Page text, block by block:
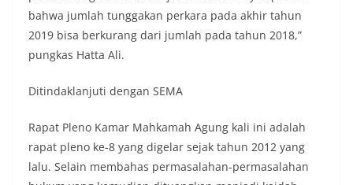
bahwa jumlah tunggakan perkara pada akhir tahun
2019 bisa berkurang dari jumlah pada tahun 2018,”
pungkas Hatta Ali.
Ditindaklanjuti dengan SEMA
Rapat Pleno Kamar Mahkamah Agung kali ini adalah
rapat pleno ke-8 yang digelar sejak tahun 2012 yang
lalu. Selain membahas permasalahan-permasalahan